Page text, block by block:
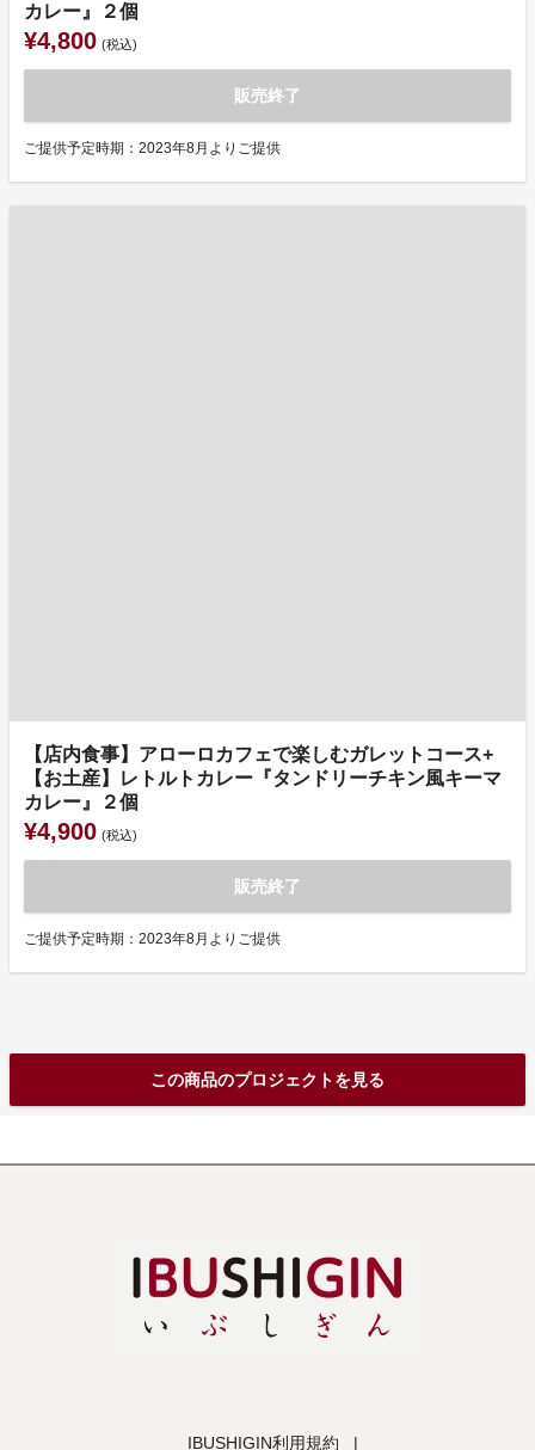
カレー』２個
¥4,800 (税込)
販売終了
ご提供予定時期：2023年8月よりご提供
【店内食事】アローロカフェで楽しむガレットコース+
【お土産】レトルトカレー『タンドリーチキン風キーマ
カレー』２個
¥4,900 (税込)
販売終了
ご提供予定時期：2023年8月よりご提供
この商品のプロジェクトを見る
IBUSHIGIN利用規約 |